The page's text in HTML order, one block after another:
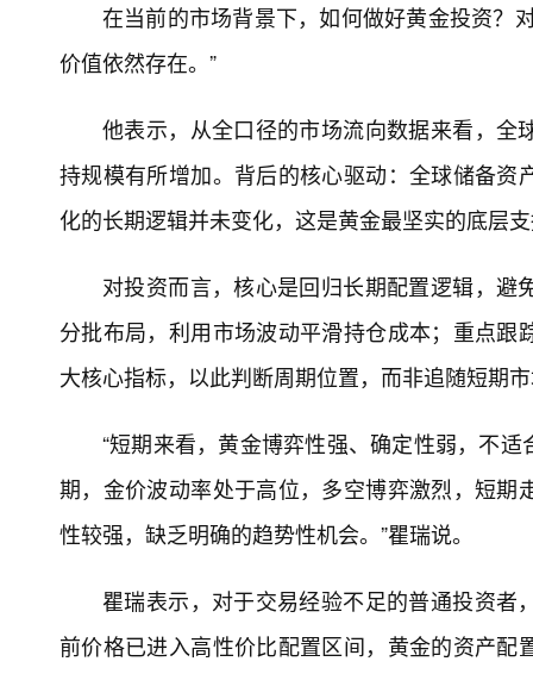
在当前的市场背景下，如何做好黄金投资？
价值依然存在。”
他表示，从全口径的市场流向数据来看，
持规模有所增加。背后的核心驱动：全球储备
化的长期逻辑并未变化，这是黄金最坚实的底层
对投资而言，核心是回归长期配置逻辑，
分批布局，利用市场波动平滑持仓成本；重点
大核心指标，以此判断周期位置，而非追随短期
“短期来看，黄金博弈性强、确定性弱，不
期，金价波动率处于高位，多空博弈激烈，短
性较强，缺乏明确的趋势性机会。”瞿瑞说。
瞿瑞表示，对于交易经验不足的普通投资
前价格已进入高性价比配置区间，黄金的资产